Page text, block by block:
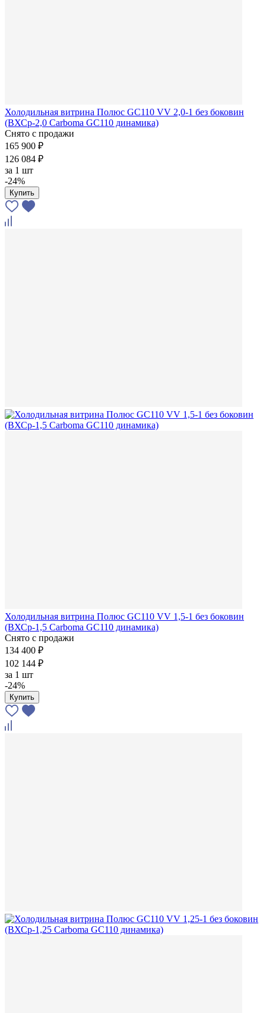
Холодильная витрина Полюс GC110 VV 2,0-1 без боковин
(ВХСр-2,0 Carboma GC110 динамика)
Снято с продажи
165 900 ₽
126 084 ₽
за 1 шт
-24%
Купить
Холодильная витрина Полюс GC110 VV 1,5-1 без боковин
(ВХСр-1,5 Carboma GC110 динамика)
Снято с продажи
134 400 ₽
102 144 ₽
за 1 шт
-24%
Купить